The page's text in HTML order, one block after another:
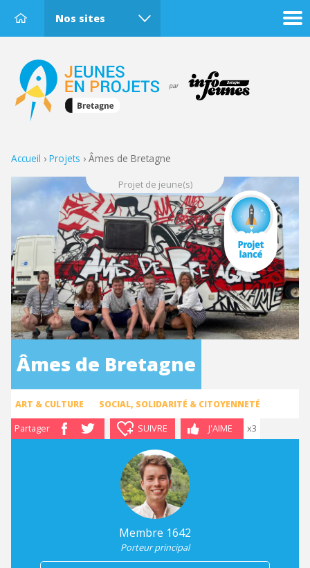
Nos sites
Accueil › Projets › Âmes de Bretagne
Projet de jeune(s)
Âmes de Bretagne
ART & CULTURE SOCIAL, SOLIDARITÉ & CITOYENNETÉ
Partager SUIVRE J'AIME x3
Membre 1642
Porteur principal